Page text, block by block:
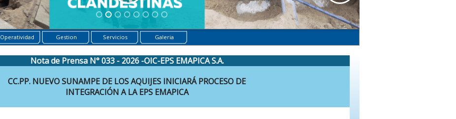
Operatividad Gestion Servicios Galeria
Nota de Prensa N° 033 - 2026 -OIC-EPS EMAPICA S.A.
CC.PP. NUEVO SUNAMPE DE LOS AQUIJES INICIARÁ PROCESO DE
INTEGRACIÓN A LA EPS EMAPICA